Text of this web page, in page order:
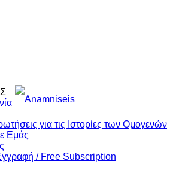
για τις Ιστορίες των Ομογενών
Εμάς
/ Free Subscription